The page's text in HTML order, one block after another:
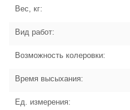
Вес, кг:
Вид работ:
Возможность колеровки:
Время высыхания:
Ед. измерения: